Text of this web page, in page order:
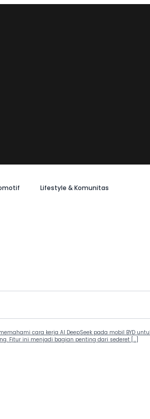
Lifestyle & Komunitas
cara kerja AI DeepSeek pada mobil BYD
Fitur ini menjadi bagian penting dari sederet […]